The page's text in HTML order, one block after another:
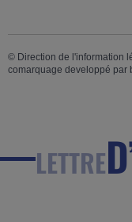
© Direction de l'information
comarquage developpé par
LETTRE